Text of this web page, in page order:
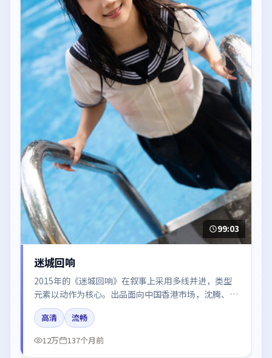
99:03
迷城回响
2015年的《迷城回响》在叙事上采用多线并进，类型
元素以动作为核心。出品面向中国香港市场，沈腾、王
景春、倪妮所饰角色推动关键反转，结尾留白引发讨
论。
高清
流畅
12万
137个月前